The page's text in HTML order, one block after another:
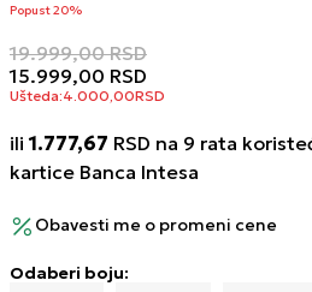
Popust 20%
19.999,00 RSD
15.999,00 RSD
Ušteda:4.000,00RSD
ili 1.777,67 RSD na 9 rata
kartice Banca Intesa
Obavesti me o promeni cene
Odaberi boju: